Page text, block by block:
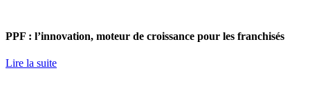
PPF : l’innovation, moteur de croissance pour les franchisés
Lire la suite